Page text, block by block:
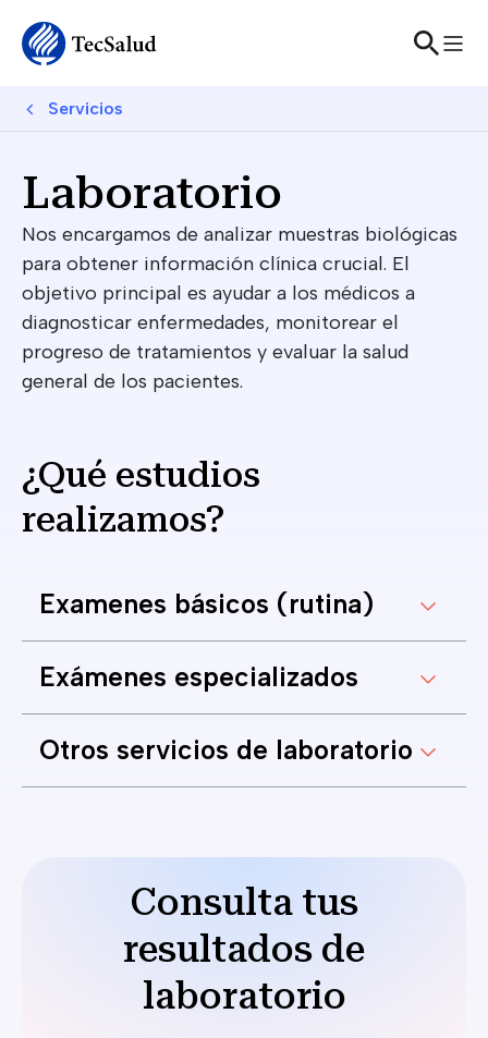
Breadcrumb
Servicios
Laboratorio
Nos encargamos de analizar muestras biológicas
para obtener información clínica crucial. El
objetivo principal es ayudar a los médicos a
diagnosticar enfermedades, monitorear el
progreso de tratamientos y evaluar la salud
general de los pacientes.
¿Qué estudios
realizamos?
Examenes básicos (rutina)
Exámenes especializados
Otros servicios de laboratorio
Consulta tus
resultados de
laboratorio